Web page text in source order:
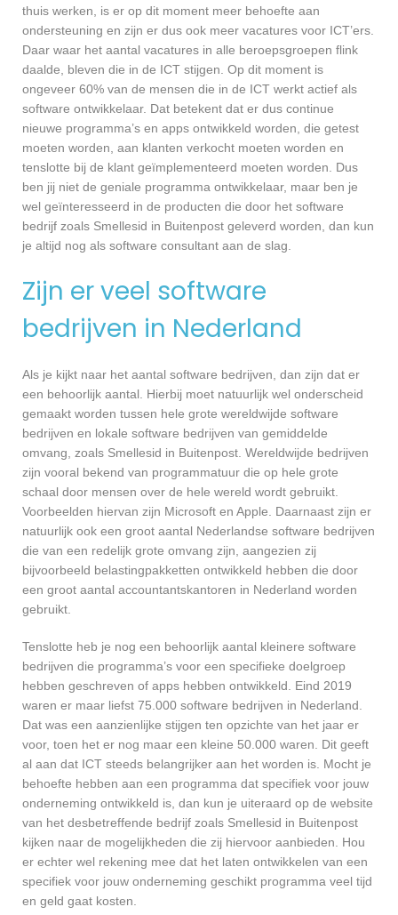
thuis werken, is er op dit moment meer behoefte aan
ondersteuning en zijn er dus ook meer vacatures voor ICT’ers.
Daar waar het aantal vacatures in alle beroepsgroepen flink
daalde, bleven die in de ICT stijgen. Op dit moment is
ongeveer 60% van de mensen die in de ICT werkt actief als
software ontwikkelaar. Dat betekent dat er dus continue
nieuwe programma’s en apps ontwikkeld worden, die getest
moeten worden, aan klanten verkocht moeten worden en
tenslotte bij de klant geïmplementeerd moeten worden. Dus
ben jij niet de geniale programma ontwikkelaar, maar ben je
wel geïnteresseerd in de producten die door het software
bedrijf zoals Smellesid in Buitenpost geleverd worden, dan kun
je altijd nog als software consultant aan de slag.
Zijn er veel software
bedrijven in Nederland
Als je kijkt naar het aantal software bedrijven, dan zijn dat er
een behoorlijk aantal. Hierbij moet natuurlijk wel onderscheid
gemaakt worden tussen hele grote wereldwijde software
bedrijven en lokale software bedrijven van gemiddelde
omvang, zoals Smellesid in Buitenpost. Wereldwijde bedrijven
zijn vooral bekend van programmatuur die op hele grote
schaal door mensen over de hele wereld wordt gebruikt.
Voorbeelden hiervan zijn Microsoft en Apple. Daarnaast zijn er
natuurlijk ook een groot aantal Nederlandse software bedrijven
die van een redelijk grote omvang zijn, aangezien zij
bijvoorbeeld belastingpakketten ontwikkeld hebben die door
een groot aantal accountantskantoren in Nederland worden
gebruikt.
Tenslotte heb je nog een behoorlijk aantal kleinere software
bedrijven die programma’s voor een specifieke doelgroep
hebben geschreven of apps hebben ontwikkeld. Eind 2019
waren er maar liefst 75.000 software bedrijven in Nederland.
Dat was een aanzienlijke stijgen ten opzichte van het jaar er
voor, toen het er nog maar een kleine 50.000 waren. Dit geeft
al aan dat ICT steeds belangrijker aan het worden is. Mocht je
behoefte hebben aan een programma dat specifiek voor jouw
onderneming ontwikkeld is, dan kun je uiteraard op de website
van het desbetreffende bedrijf zoals Smellesid in Buitenpost
kijken naar de mogelijkheden die zij hiervoor aanbieden. Hou
er echter wel rekening mee dat het laten ontwikkelen van een
specifiek voor jouw onderneming geschikt programma veel tijd
en geld gaat kosten.